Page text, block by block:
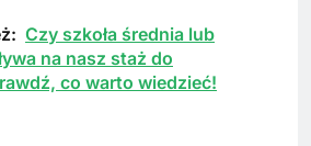
Czy szkoła średnia lub
na nasz staż do
co warto wiedzieć!